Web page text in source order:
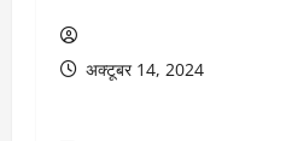
अक्टूबर 14, 2024